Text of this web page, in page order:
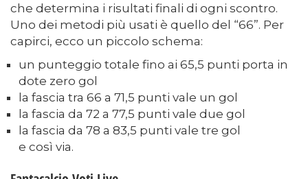
che determina i risultati finali di ogni scontro.
Uno dei metodi più usati è quello del “66”. Per
capirci, ecco un piccolo schema:
un punteggio totale fino ai 65,5 punti porta in
dote zero gol
la fascia tra 66 a 71,5 punti vale un gol
la fascia da 72 a 77,5 punti vale due gol
la fascia da 78 a 83,5 punti vale tre gol
e così via.